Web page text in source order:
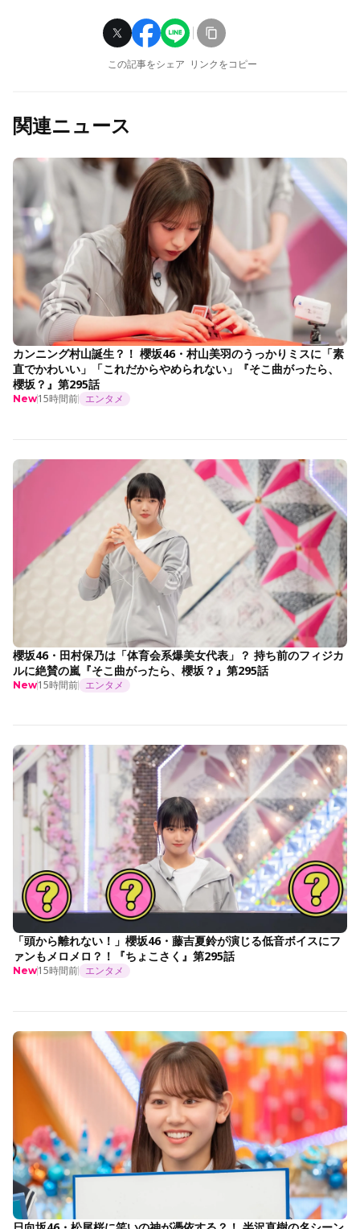
この記事をシェア リンクをコピー
関連ニュース
カンニング村山誕生？！ 櫻坂46・村山美羽のうっかりミスに「素
直でかわいい」「これだからやめられない」『そこ曲がったら、
櫻坂？』第295話
New15時間前 エンタメ
櫻坂46・田村保乃は「体育会系爆美女代表」？ 持ち前のフィジカ
ルに絶賛の嵐『そこ曲がったら、櫻坂？』第295話
New15時間前 エンタメ
「頭から離れない！」櫻坂46・藤吉夏鈴が演じる低音ボイスにフ
ァンもメロメロ？！『ちょこさく』第295話
New15時間前 エンタメ